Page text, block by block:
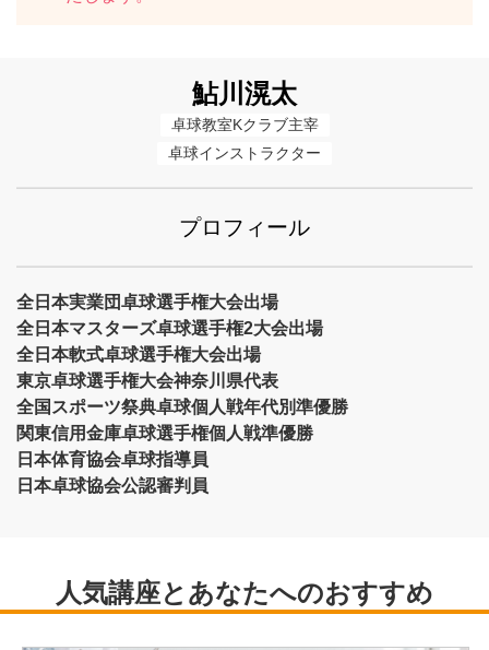
鮎川滉太
卓球教室Kクラブ主宰
卓球インストラクター
プロフィール
全日本実業団卓球選手権大会出場
全日本マスターズ卓球選手権2大会出場
全日本軟式卓球選手権大会出場
東京卓球選手権大会神奈川県代表
全国スポーツ祭典卓球個人戦年代別準優勝
関東信用金庫卓球選手権個人戦準優勝
日本体育協会卓球指導員
日本卓球協会公認審判員